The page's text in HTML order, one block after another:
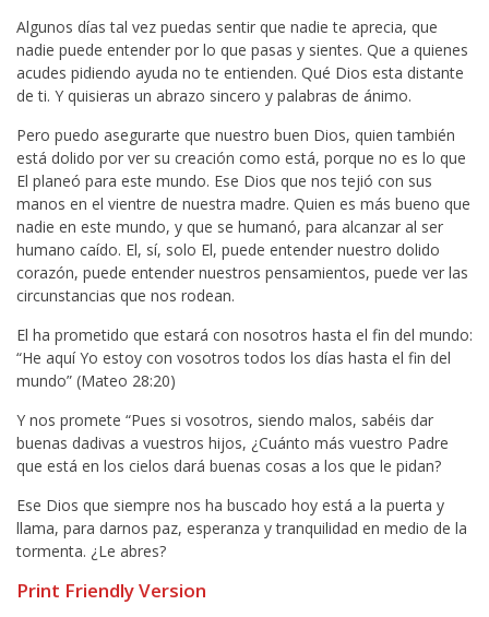
Algunos días tal vez puedas sentir que nadie te aprecia, que
nadie puede entender por lo que pasas y sientes. Que a quienes
acudes pidiendo ayuda no te entienden. Qué Dios esta distante
de ti. Y quisieras un abrazo sincero y palabras de ánimo.
Pero puedo asegurarte que nuestro buen Dios, quien también
está dolido por ver su creación como está, porque no es lo que
El planeó para este mundo. Ese Dios que nos tejió con sus
manos en el vientre de nuestra madre. Quien es más bueno que
nadie en este mundo, y que se humanó, para alcanzar al ser
humano caído. El, sí, solo El, puede entender nuestro dolido
corazón, puede entender nuestros pensamientos, puede ver las
circunstancias que nos rodean.
El ha prometido que estará con nosotros hasta el fin del mundo:
“He aquí Yo estoy con vosotros todos los días hasta el fin del
mundo” (Mateo 28:20)
Y nos promete “Pues si vosotros, siendo malos, sabéis dar
buenas dadivas a vuestros hijos, ¿Cuánto más vuestro Padre
que está en los cielos dará buenas cosas a los que le pidan?
Ese Dios que siempre nos ha buscado hoy está a la puerta y
llama, para darnos paz, esperanza y tranquilidad en medio de la
tormenta. ¿Le abres?
Print Friendly Version